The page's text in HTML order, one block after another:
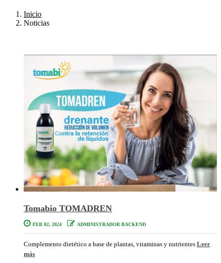
Inicio
Noticias
Tomabio TOMADREN
FEB 02, 2024 ADMINISTRADOR BACKEND
Complemento dietético a base de plantas, vitaminas y nutrientes Leer
más